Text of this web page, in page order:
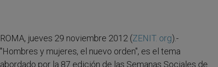
ROMA, jueves 29 noviembre 2012 (ZENIT. org).-
''Hombres y mujeres, el nuevo orden'', es el tema
abordado por la 87 edición de las Semanas Sociales de